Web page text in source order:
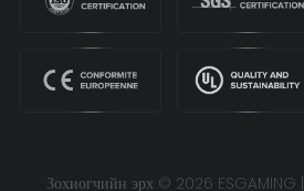
Зохиогчийн эрх © 2026 ESGAMING |